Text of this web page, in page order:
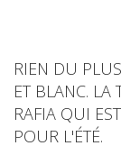
RIEN DU
ET BLANC. LA
RAFIA QUI
POUR L'ÉTÉ.